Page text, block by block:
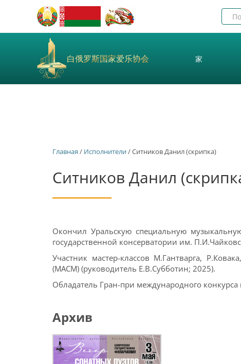
白俄罗斯国家爱乐协会 家
Главная / Исполнители/ Ситников Данил (скрипка)
Ситников Данил
Окончил Уральскую специальную
государственной консерватории им.
Участник мастер-классов М.Гантварга,
(МАСМ) (руководитель Е.В.Субботин; 2025).
Обладатель Гран-при международного конкурса
Архив